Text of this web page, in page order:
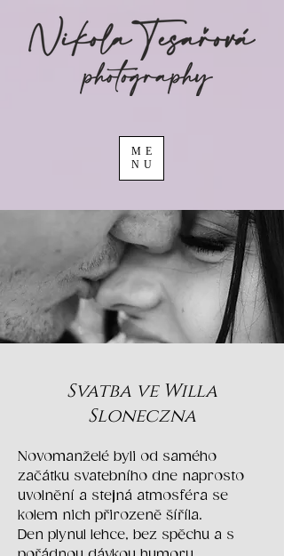
ME
NU
Svatba ve Willa
Sloneczna
Novomanželé byli od samého
začátku svatebního dne naprosto
uvolnění a stejná atmosféra se
kolem nich přirozeně šíříla.
Den plynul lehce, bez spěchu a s